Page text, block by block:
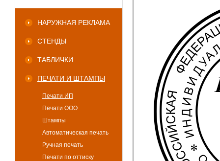
НАРУЖНАЯ РЕКЛАМА
СТЕНДЫ
ТАБЛИЧКИ
ПЕЧАТИ И ШТАМПЫ
Печати ИП
Печати ООО
Штампы
Автоматическая печать
Ручная печать
Печати по оттиску